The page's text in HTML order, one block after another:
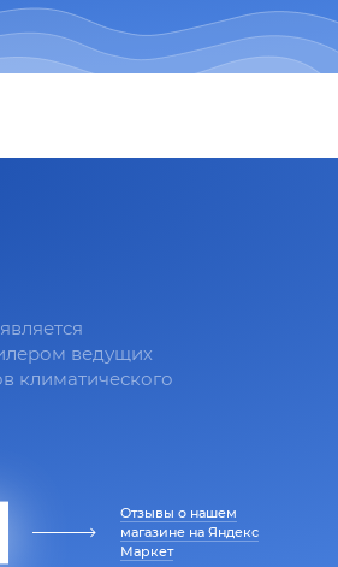
ведущих
климатического
Отзывы о нашем
магазине на Яндекс
Маркет